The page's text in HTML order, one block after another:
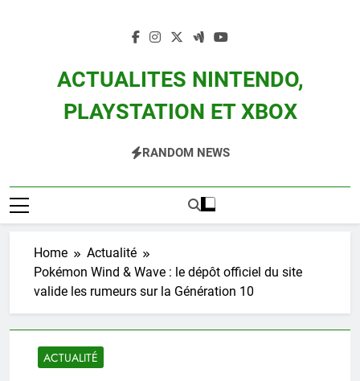
ACTUALITES NINTENDO,
PLAYSTATION ET XBOX
Zelda, Splatoon, Pokemon Entre Autres
RANDOM NEWS
Home
Actualité
Pokémon Wind & Wave : le dépôt officiel du site
valide les rumeurs sur la Génération 10
ACTUALITÉ